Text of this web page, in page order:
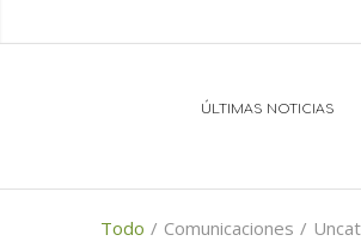
ÚLTIMAS NOTICIAS
Todo / Comunicaciones /